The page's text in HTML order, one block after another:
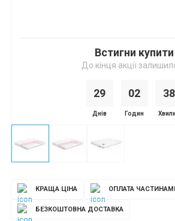
Встигни купити
До кінця акції
29
Днів
02
Годин
38
КРАЩА ЦІНА ОПЛАТА
БЕЗКОШТОВНА ДОСТАВКА